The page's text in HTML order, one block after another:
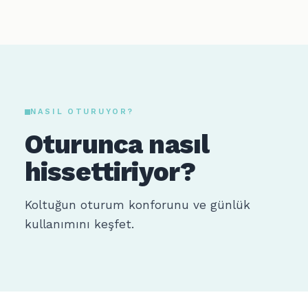
NASIL OTURUYOR?
Oturunca nasıl
hissettiriyor?
Koltuğun oturum konforunu ve günlük
kullanımını keşfet.